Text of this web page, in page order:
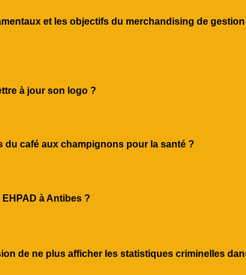
et les objectifs du merchandising de
à jour son logo ?
du café aux champignons pour la santé ?
à Antibes ?
de ne plus afficher les statistiques criminelles